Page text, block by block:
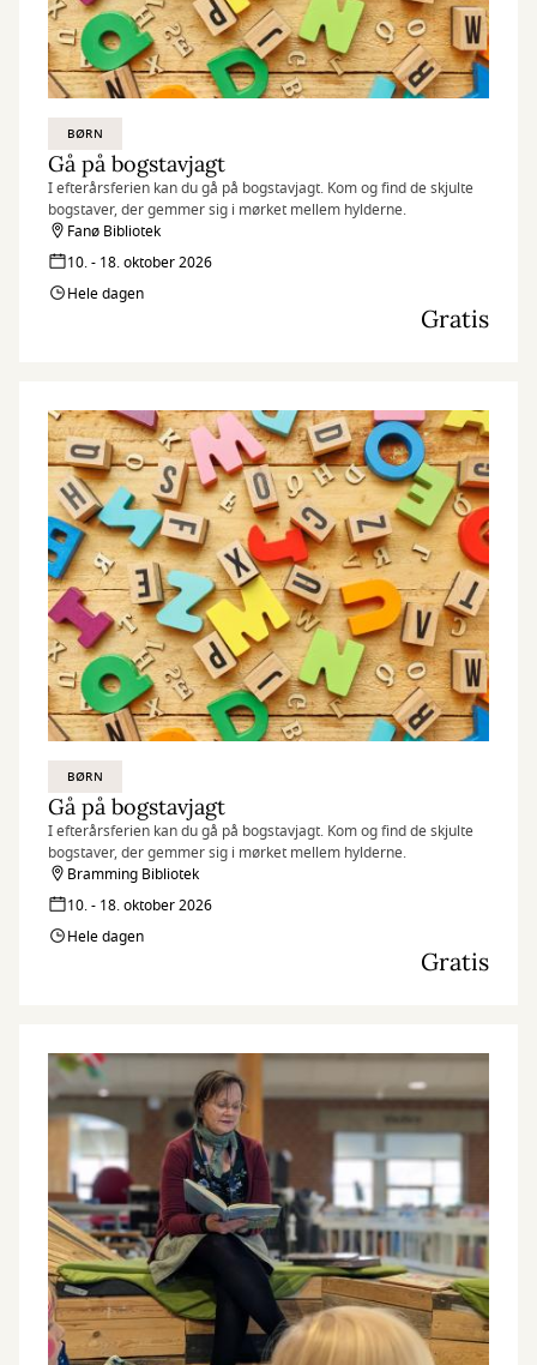
BØRN
Gå på bogstavjagt
I efterårsferien kan du gå på bogstavjagt. Kom og find de skjulte
bogstaver, der gemmer sig i mørket mellem hylderne.
Fanø Bibliotek
10. - 18. oktober 2026
Hele dagen
Gratis
BØRN
Gå på bogstavjagt
I efterårsferien kan du gå på bogstavjagt. Kom og find de skjulte
bogstaver, der gemmer sig i mørket mellem hylderne.
Bramming Bibliotek
10. - 18. oktober 2026
Hele dagen
Gratis